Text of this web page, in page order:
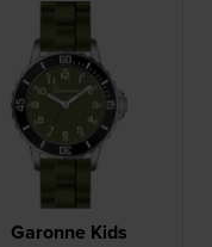
Garonne Kids